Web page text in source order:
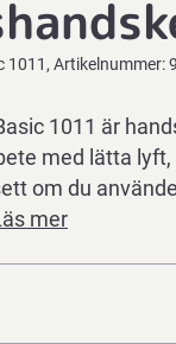
1011 Artikelnummer:
1011 är
med lätta
om du
mer